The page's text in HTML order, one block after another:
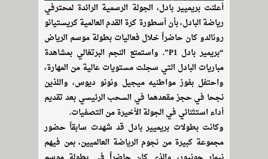
أعلنت بريميير بادل، الجولة الرسمية الرائدة لمحترفي
رياضة البادل، بأن أسطورة كرة القدم العالمية كريستيانو
رونالدو كان حاضراً خلال فعاليات بطولة موسم الرياض
“بريمير بادل P1”. واستمتع النجم البرتغالي بمشاهدة
مباريات البادل التي سجلت مستويات عالية من المهارة،
واحتفل بفوز مواطنيه ميجيل ونونو ديوس، واللذين
نجحا في حجز مقعدهما في السحب الرئيسي بعد تقديم
أداء استثنائي في الجولة الأخيرة من التصفيات.
وكانت بطولات بريميير بادل قد شهدت سابقاً حضور
مجموعة كبيرة من نجوم الرياضة العالميين، بمن فيهم